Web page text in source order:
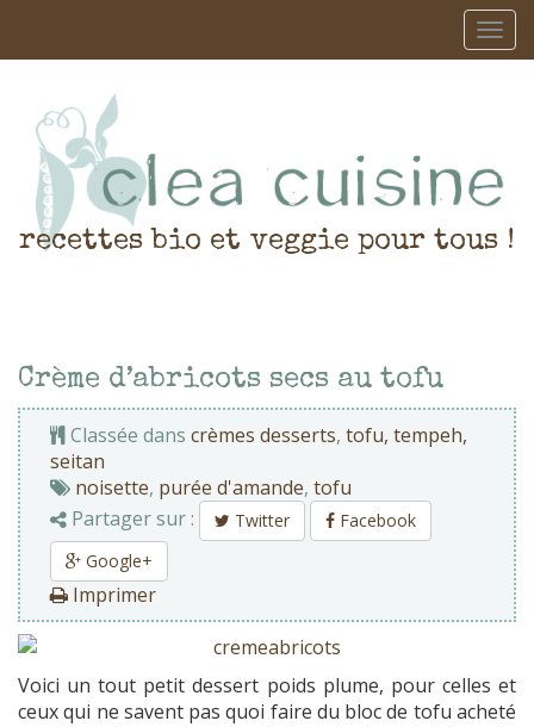
recettes bio et veggie pour tous !
Crème d’abricots secs au tofu
Classée dans crèmes desserts, tofu, tempeh,
seitan
noisette, purée d'amande, tofu
Partager sur :
Twitter
Facebook
Google+
Imprimer
Voici un tout petit dessert poids plume, pour celles et
ceux qui ne savent pas quoi faire du bloc de tofu acheté